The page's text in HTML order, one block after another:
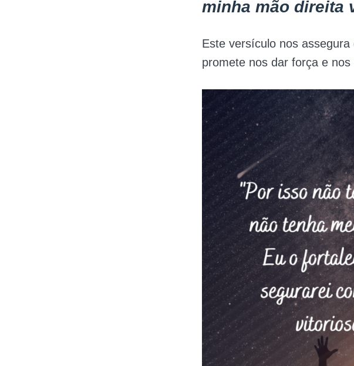
minha mão direita
Este versículo nos
promete nos dar força e